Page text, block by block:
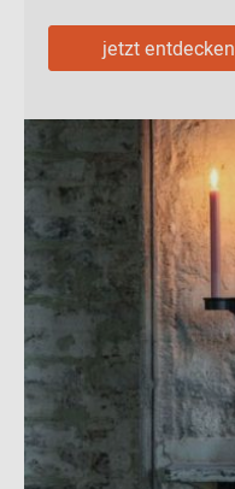
jetzt entdecken